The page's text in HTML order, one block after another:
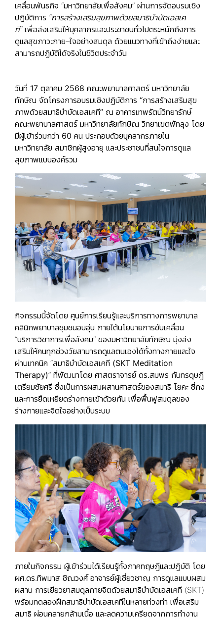
เคลื่อนพันธกิจ “มหาวิทยาลัยเพื่อสังคม” ผ่านการจัดอบรมเชิง
ปฏิบัติการ “การสร้างเสริมสุขภาพด้วยสมาธิบำบัดเอสเค
ที”เพื่อส่งเสริมให้บุคลากรและประชาชนทั่วไปตระหนักถึงการ
ดูแลสุขภาวะกาย–ใจอย่างสมดุล ด้วยแนวทางที่เข้าถึงง่ายและ
สามารถปฏิบัติได้จริงในชีวิตประจำวัน
วันที่ 17 ตุลาคม 2568 คณะพยาบาลศาสตร์ มหาวิทยาลัย
ทักษิณ จัดโครงการอบรมเชิงปฏิบัติการ “การสร้างเสริมสุข
ภาพด้วยสมาธิบำบัดเอสเคที” ณ อาคารเทพรัตน์วิทยารักษ์
คณะพยาบาลศาสตร์ มหาวิทยาลัยทักษิณ วิทยาเขตพัทลุง โดย
มีผู้เข้าร่วมกว่า 60 คน ประกอบด้วยบุคลากรภายใน
มหาวิทยาลัย สมาชิกผู้สูงอายุ และประชาชนที่สนใจการดูแล
สุขภาพแบบองค์รวม
กิจกรรมนี้จัดโดย ศูนย์การเรียนรู้และบริการทางการพยาบาล
คลินิกพยาบาลชุมชนอบอุ่น ภายใต้นโยบายการขับเคลื่อน
“บริการวิชาการเพื่อสังคม” ของมหาวิทยาลัยทักษิณ มุ่งส่ง
เสริมให้คนทุกช่วงวัยสามารถดูแลตนเองได้ทั้งทางกายและใจ
ผ่านเทคนิค “สมาธิบำบัดเอสเคที (SKT Meditation
Therapy)” ที่พัฒนาโดย ศาสตราจารย์ ดร.สมพร กันทรดุษฎี
เตรียมชัยศรี ซึ่งเป็นการผสมผสานศาสตร์ของสมาธิ โยคะ ชี่กง
และการยืดเหยียดร่างกายเข้าด้วยกัน เพื่อฟื้นฟูสมดุลของ
ร่างกายและจิตใจอย่างเป็นระบบ
ภายในกิจกรรม ผู้เข้าร่วมได้เรียนรู้ทั้งภาคทฤษฎีและปฏิบัติ โดย
ผศ.ดร.ทิพมาส ชิณวงศ์ อาจารย์ผู้เชี่ยวชาญ การดูแลแบบผสม
ผสาน การเยียวยาสมดุลกายจิตด้วยสมาธิบำบัดเอสเคที (SKT)
พร้อมทดลองฝึกสมาธิบำบัดเอสเคทีในหลายท่วงท่า เพื่อเสริม
สมาธิ ผ่อนคลายกล้ามเนื้อ และลดความเครียดจากการทำงาน